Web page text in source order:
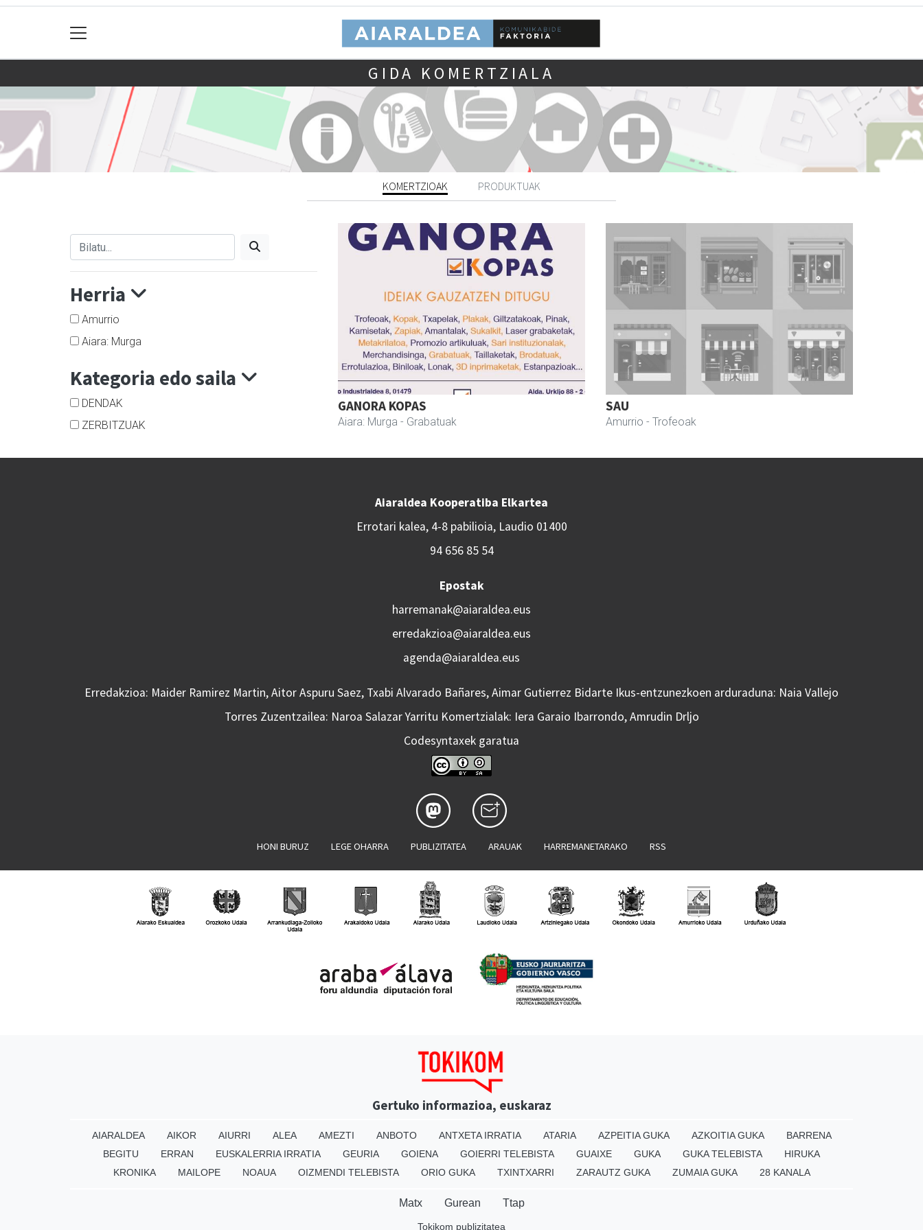
GIDA KOMERTZIALA
KOMERTZIOAK PRODUKTUAK
Herria
Amurrio
Aiara: Murga
Kategoria edo saila
DENDAK
ZERBITZUAK
GANORA KOPAS
Aiara: Murga - Grabatuak
SAU
Amurrio - Trofeoak
Aiaraldea Kooperatiba Elkartea
Errotari kalea, 4-8 pabilioia, Laudio 01400
94 656 85 54
Epostak
harremanak@aiaraldea.eus
erredakzioa@aiaraldea.eus
agenda@aiaraldea.eus
Erredakzioa: Maider Ramirez Martin, Aitor Aspuru Saez, Txabi Alvarado Bañares, Aimar Gutierrez Bidarte Ikus-entzunezkoen arduraduna: Naia Vallejo
Torres Zuzentzailea: Naroa Salazar Yarritu Komertzialak: Iera Garaio Ibarrondo, Amrudin Drljo
Codesyntaxek garatua
HONI BURUZ LEGE OHARRA PUBLIZITATEA ARAUAK HARREMANETARAKO RSS
Gertuko informazioa, euskaraz
AIARALDEA AIKOR AIURRI ALEA AMEZTI ANBOTO ANTXETA IRRATIA ATARIA AZPEITIA GUKA AZKOITIA GUKA
BARRENA
BEGITU
ERRAN EUSKALERRIA IRRATIA GEURIA GOIENA GOIERRI TELEBISTA GUAIXE GUKA GUKA TELEBISTA
HIRUKA
KRONIKA
MAILOPE NOAUA OIZMENDI TELEBISTA ORIO GUKA TXINTXARRI ZARAUTZ GUKA ZUMAIA GUKA 28 KANALA
Matx Gurean Ttap
Tokikom publizitatea